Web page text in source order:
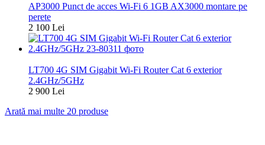
AP3000 Punct de acces Wi-Fi 6 1GB AX3000 montare pe
perete
2 100 Lei
LT700 4G SIM Gigabit Wi-Fi Router Cat 6 exterior
2.4GHz/5GHz
2 900 Lei
Arată mai multe 20 produse